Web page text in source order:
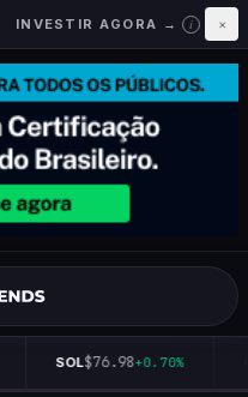
INVESTIR AGORA → i ×
SOL$76.98+0.70%